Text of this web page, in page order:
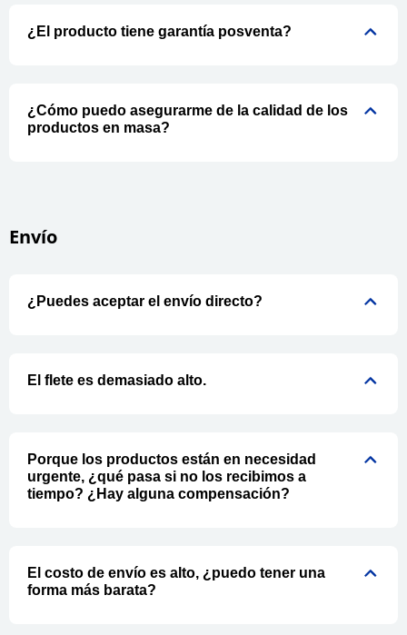
¿El producto tiene garantía posventa?
¿Cómo puedo asegurarme de la calidad de los
productos en masa?
Envío
¿Puedes aceptar el envío directo?
El flete es demasiado alto.
Porque los productos están en necesidad
urgente, ¿qué pasa si no los recibimos a
tiempo? ¿Hay alguna compensación?
El costo de envío es alto, ¿puedo tener una
forma más barata?